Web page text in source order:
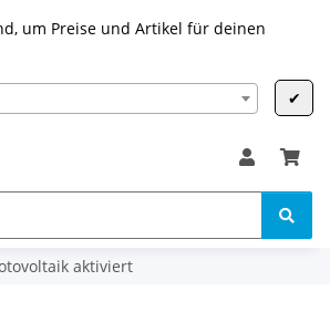
um Preise und Artikel für deinen
✔
(§ 12 Abs. 3 UStG)
aktiviert